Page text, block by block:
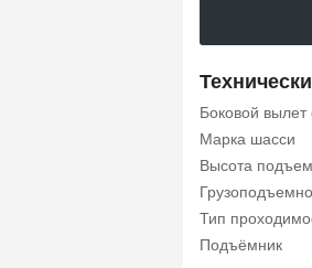
Боковой
Марка шасси
Высота
Тип
Подъёмник